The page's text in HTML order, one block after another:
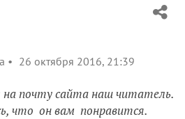
26 октября 2016, 21:39
на почту сайта наш читатель.
что он вам понравится.